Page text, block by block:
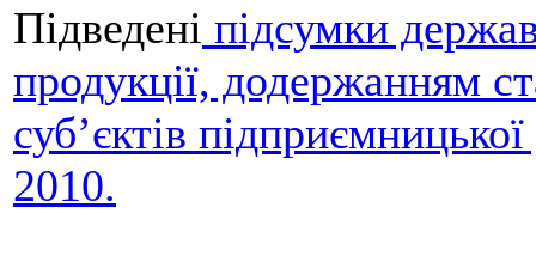
Підведені підсумки
продукції, додержанням
суб’єктів
2010.